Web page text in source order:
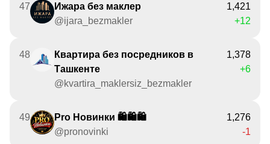
47
Ижара без маклер
@ijara_bezmakler
1,421
+12
48
Квартира без посредников в
Ташкенте
@kvartira_maklersiz_bezmakler
1,378
+6
49
Pro Новинки 🛍🛍🛍
@pronovinki
1,276
-1